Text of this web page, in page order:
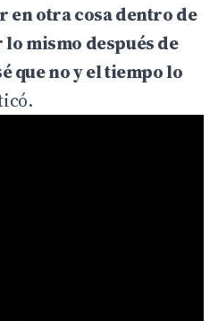
en otra cosa dentro de
mismo después de
que no y el tiempo lo